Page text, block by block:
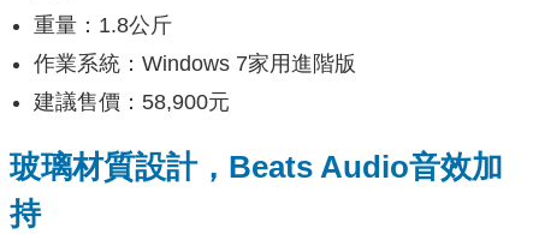
重量：1.8公斤
作業系統：Windows 7家用進階版
建議售價：58,900元
玻璃材質設計，Beats Audio音效加
持